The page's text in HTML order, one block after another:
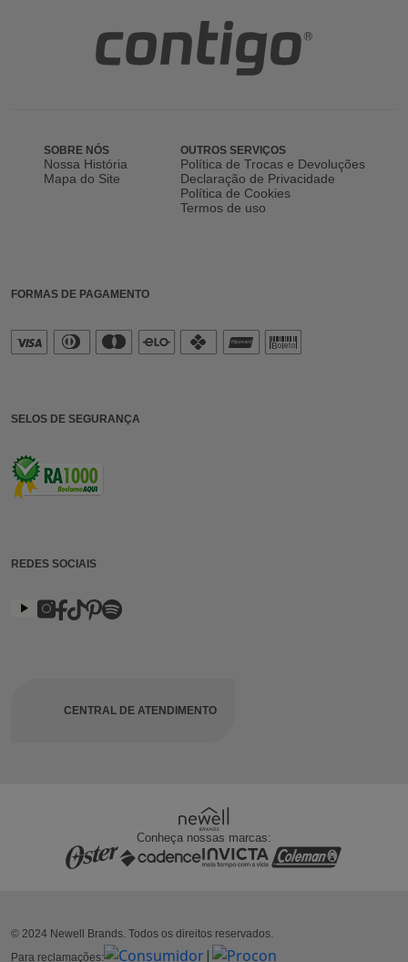
SOBRE NÓS
Nossa História
Mapa do Site
OUTROS SERVIÇOS
Política de Trocas e Devoluções
Declaração de Privacidade
Política de Cookies
Termos de uso
FORMAS DE PAGAMENTO
SELOS DE SEGURANÇA
REDES SOCIAIS
CENTRAL DE ATENDIMENTO
Conheça nossas marcas:
© 2024 Newell Brands. Todos os direitos reservados.
Para reclamações:
|